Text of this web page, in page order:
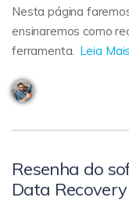
Nesta página
ensinaremos como
ferramenta. Leia
Resenha do
Data